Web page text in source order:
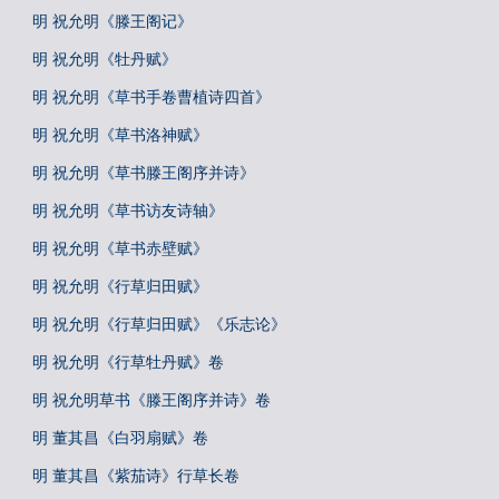
明 祝允明《滕王阁记》
明 祝允明《牡丹赋》
明 祝允明《草书手卷曹植诗四首》
明 祝允明《草书洛神赋》
明 祝允明《草书滕王阁序并诗》
明 祝允明《草书访友诗轴》
明 祝允明《草书赤壁赋》
明 祝允明《行草归田赋》
明 祝允明《行草归田赋》《乐志论》
明 祝允明《行草牡丹赋》卷
明 祝允明草书《滕王阁序并诗》卷
明 董其昌《白羽扇赋》卷
明 董其昌《紫茄诗》行草长卷